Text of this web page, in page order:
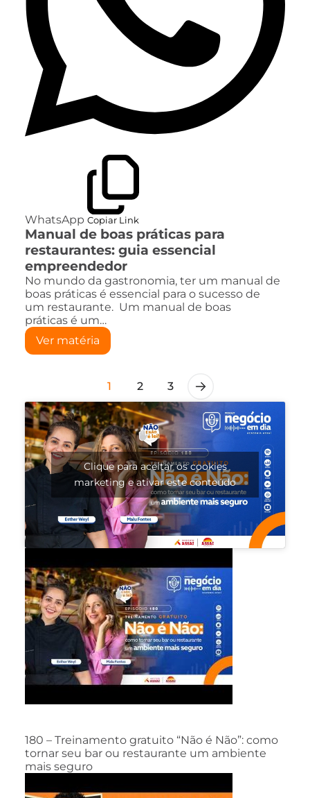
WhatsApp Copiar Link
Manual de boas práticas para
restaurantes: guia essencial
empreendedor
No mundo da gastronomia, ter um manual de
boas práticas é essencial para o sucesso de
um restaurante. Um manual de boas
práticas é um…
Ver matéria
1 2 3
Clique para aceitar os cookies
marketing e ativar este conteúdo
180 – Treinamento gratuito “Não é Não”: como
tornar seu bar ou restaurante um ambiente
mais seguro